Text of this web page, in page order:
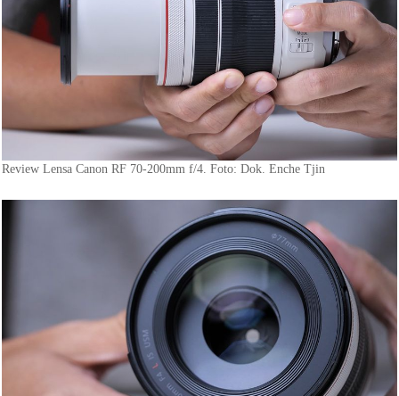
Review Lensa Canon RF 70-200mm f/4. Foto: Dok. Enche Tjin